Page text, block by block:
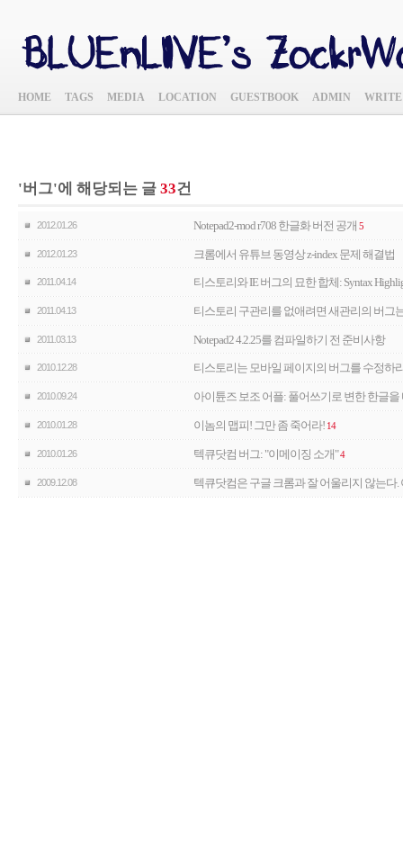
HOME TAGS MEDIA LOCATION GUESTBOOK ADMIN WRITE
'버그'에 해당되는 글 33건
2012.01.26 Notepad2-mod r708 한글화 버전 공개 5
2012.01.23 크롬에서 유튜브 동영상 z-index 문제 해결법
2011.04.14 티스토리와 IE 버그의 묘한 합체: Syntax
2011.04.13 티스토리 구관리를 없애려면 새관리의 버그
2011.03.13 Notepad2 4.2.25를 컴파일하기 전 준비사항
2010.12.28 티스토리는 모바일 페이지의 버그를 수정하
2010.09.24 아이튠즈 보조 어플: 풀어쓰기로 변한 한글을
2010.01.28 이놈의 맵피! 그만 좀 죽어라! 14
2010.01.26 텍큐닷컴 버그: "이메이징 소개"4
2009.12.08 텍큐닷컴은 구글 크롬과 잘 어울리지 않는다.